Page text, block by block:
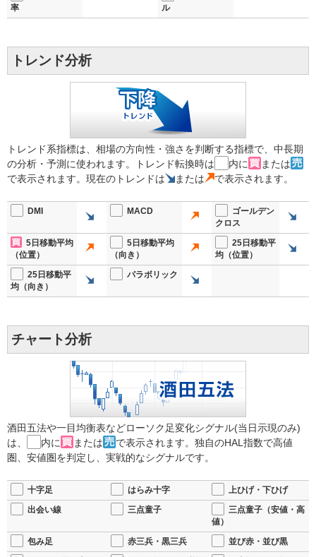
率
ル
トレンド分析
トレンド系指標は、相場の方向性・強さを判断する指標で、中長期
の分析・予測に使われます。トレンド転換時は
内に
または
で表示されます。現在のトレンドは
または で表示されます。
DMI MACD
ゴールデン
クロス
5日移動平均
（位置）
5日移動平均
（向き）
25日移動平
均（位置）
25日移動平
均（向き）
パラボリック
チャート分析
酒田五法や一目均衡表などローソク足変化シグナル(当日示現のみ)
は、
内に または
で表示されます。独自のHAL指数で高値
圏、安値圏を判定し、実戦的なシグナルです。
十字足 はらみ十字
上ひげ・下ひげ
出会い線
三点童子
三点童子（安値・高
値）
包み足
赤三兵・黒三兵
並び赤・並び黒